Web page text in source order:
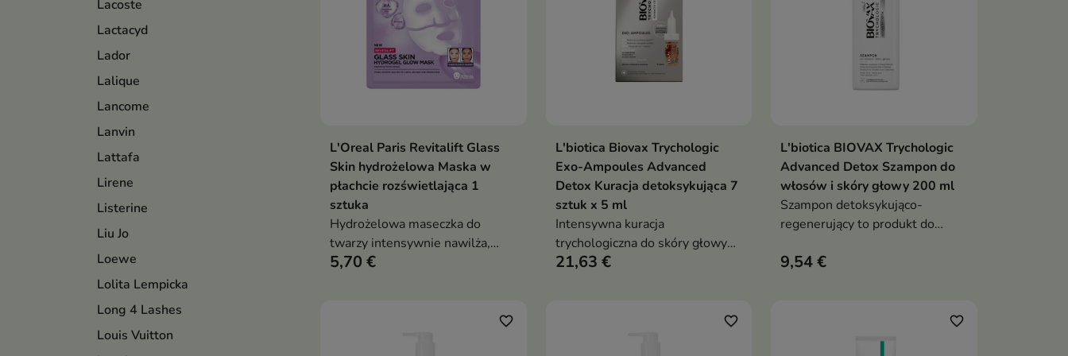
Lacoste
Lactacyd
Lador
Lalique
Lancome
Lanvin
Lattafa
Lirene
Listerine
Liu Jo
Loewe
Lolita Lempicka
Long 4 Lashes
Louis Vuitton
Dodaj do koszyka
L'Oreal Paris Revitalift Glass
Skin hydrożelowa Maska w
płachcie rozświetlająca 1
sztuka
Hydrożelowa maseczka do
twarzy intensywnie nawilża,
wygładza i nadaje cerze efekt
5,70 €
Dodaj do koszyka
L'biotica Biovax Trychologic
Exo-Ampoules Advanced
Detox Kuracja detoksykująca 7
sztuk x 5 ml
Intensywna kuracja
trychologiczna do skóry głowy
łojotokowej, szybko
21,63 €
Dodaj do koszyka
L'biotica BIOVAX Trychologic
Advanced Detox Szampon do
włosów i skóry głowy 200 ml
Szampon detoksykująco-
regenerujący to produkt do
pozbawionych objętości oraz
9,54 €
favorite_border favorite_border favorite_border